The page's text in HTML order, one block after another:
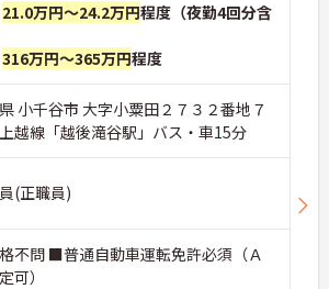
21.0万円～24.2万円程度（夜勤4回分含
316万円～365万円程度
小千谷市 大字小粟田２７３２番地７
越線「越後滝谷駅」バス・車15分
(正職員)
不問 ■普通自動車運転免許必須（Ａ
可）